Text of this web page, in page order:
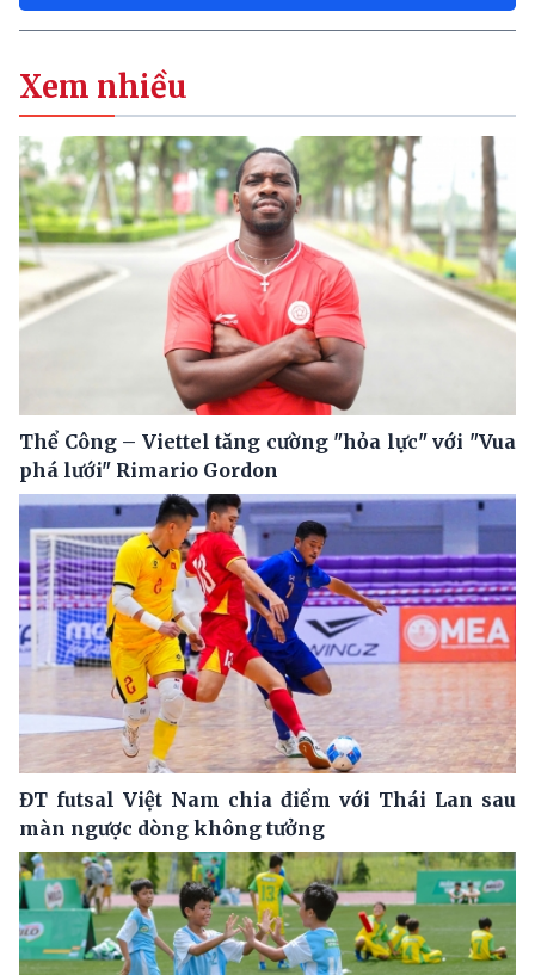
Xem nhiều
Thể Công – Viettel tăng cường "hỏa lực" với "Vua
phá lưới" Rimario Gordon
ĐT futsal Việt Nam chia điểm với Thái Lan sau
màn ngược dòng không tưởng